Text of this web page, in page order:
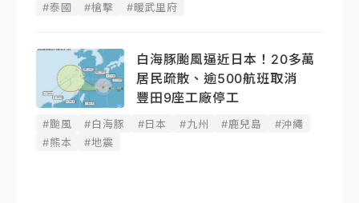
#泰國 #槍擊 #暖武里府
白海豚颱風逼近日本！20多萬
居民疏散、逾500航班取消
豐田9座工廠停工
#颱風 #白海豚 #日本 #九州 #鹿兒島
#沖繩
#熊本
#地震